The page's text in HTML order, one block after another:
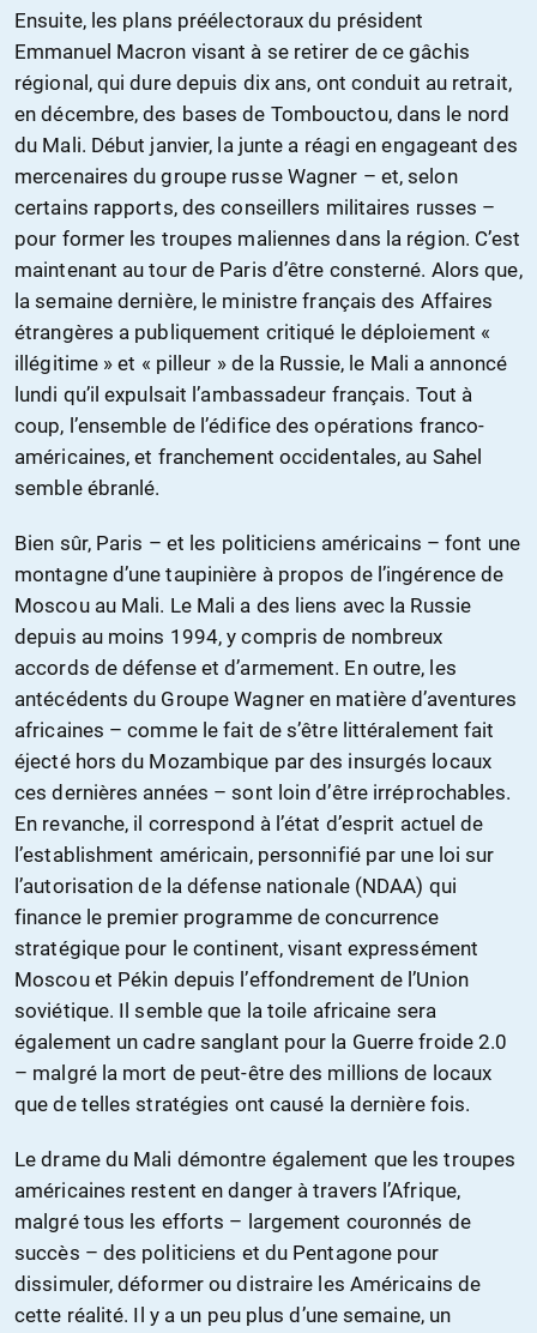
Ensuite, les plans préélectoraux du président
Emmanuel Macron visant à se retirer de ce gâchis
régional, qui dure depuis dix ans, ont conduit au retrait,
en décembre, des bases de Tombouctou, dans le nord
du Mali. Début janvier, la junte a réagi en engageant des
mercenaires du groupe russe Wagner – et, selon
certains rapports, des conseillers militaires russes –
pour former les troupes maliennes dans la région. C’est
maintenant au tour de Paris d’être consterné. Alors que,
la semaine dernière, le ministre français des Affaires
étrangères a publiquement critiqué le déploiement «
illégitime » et « pilleur » de la Russie, le Mali a annoncé
lundi qu’il expulsait l’ambassadeur français. Tout à
coup, l’ensemble de l’édifice des opérations franco-
américaines, et franchement occidentales, au Sahel
semble ébranlé.
Bien sûr, Paris – et les politiciens américains – font une
montagne d’une taupinière à propos de l’ingérence de
Moscou au Mali. Le Mali a des liens avec la Russie
depuis au moins 1994, y compris de nombreux
accords de défense et d’armement. En outre, les
antécédents du Groupe Wagner en matière d’aventures
africaines – comme le fait de s’être littéralement fait
éjecté hors du Mozambique par des insurgés locaux
ces dernières années – sont loin d’être irréprochables.
En revanche, il correspond à l’état d’esprit actuel de
l’establishment américain, personnifié par une loi sur
l’autorisation de la défense nationale (NDAA) qui
finance le premier programme de concurrence
stratégique pour le continent, visant expressément
Moscou et Pékin depuis l’effondrement de l’Union
soviétique. Il semble que la toile africaine sera
également un cadre sanglant pour la Guerre froide 2.0
– malgré la mort de peut-être des millions de locaux
que de telles stratégies ont causé la dernière fois.
Le drame du Mali démontre également que les troupes
américaines restent en danger à travers l’Afrique,
malgré tous les efforts – largement couronnés de
succès – des politiciens et du Pentagone pour
dissimuler, déformer ou distraire les Américains de
cette réalité. Il y a un peu plus d’une semaine, un